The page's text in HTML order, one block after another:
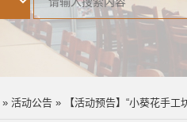
» 活动公告 » 【活动预告】“小葵花手工